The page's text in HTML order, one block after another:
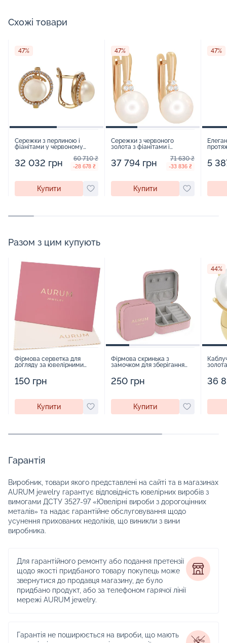
Схожі товари
47%
Сережки з перлиною і
фіанітами у червоному
32 032 грн 60 710 ₴
-28 678 ₴
Купити
47%
Сережки з червоного
золота з фіанітами і
37 794 грн 71 630 ₴
-33 836 ₴
Купити
47%
5
Разом з цим купують
Фірмова серветка для
догляду за ювелірними
150 грн
Купити
Фірмова скринька з
замочком для зберігання
250 грн
Купити
44%
36
Гарантія
Виробник, товари якого представлені на сайті та в магазинах
AURUM jewelry гарантує відповідність ювелірних виробів з
вимогами ДСТУ 3527-97 «Ювелірні вироби з дорогоцінних
металів» та надає гарантійне обслуговування щодо
усунення прихованих недоліків, що виникли з вини
виробника.
Для гарантійного ремонту або подання претензії
щодо якості придбаного товару покупець може
звернутися до продавця магазину, де було
придбано продукт, або за телефоном гарячої лінії
мережі AURUM jewelry.
Гарантія не поширюється на вироби, що мають